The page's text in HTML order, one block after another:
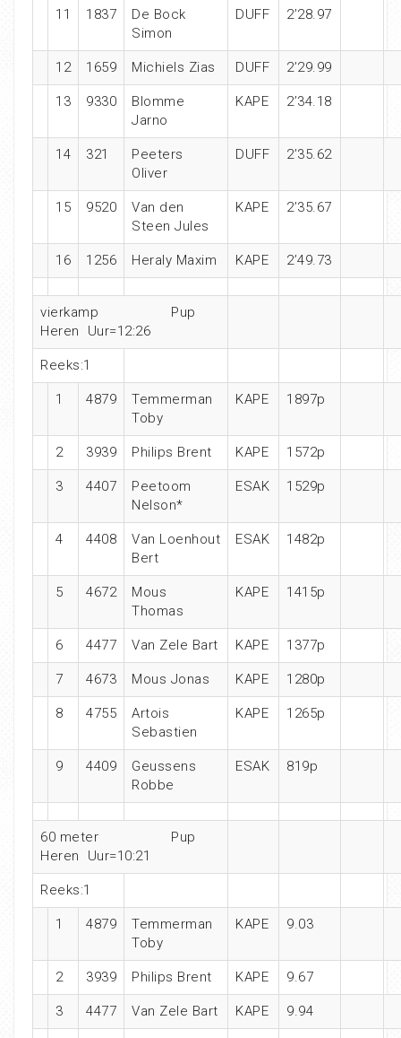
11 1837
De Bock
Simon
DUFF 2’28.97
12 1659 Michiels Zias DUFF 2’29.99
13 9330
Blomme
Jarno
KAPE 2’34.18
14 321
Peeters
Oliver
DUFF 2’35.62
15 9520
Van den
Steen Jules
KAPE 2’35.67
16 1256 Heraly Maxim KAPE 2’49.73
vierkamp Pup
Heren Uur=12:26
Reeks:1
1 4879
Temmerman
Toby
KAPE 1897p
2 3939 Philips Brent KAPE 1572p
3 4407
Peetoom
Nelson*
ESAK 1529p
4 4408
Van Loenhout
Bert
ESAK 1482p
5 4672
Mous
Thomas
KAPE 1415p
6 4477 Van Zele Bart KAPE 1377p
7 4673 Mous Jonas KAPE 1280p
8 4755
Artois
Sebastien
KAPE 1265p
9 4409
Geussens
Robbe
ESAK 819p
60 meter Pup
Heren Uur=10:21
Reeks:1
1 4879
Temmerman
Toby
KAPE 9.03
2 3939 Philips Brent KAPE 9.67
3 4477 Van Zele Bart KAPE 9.94